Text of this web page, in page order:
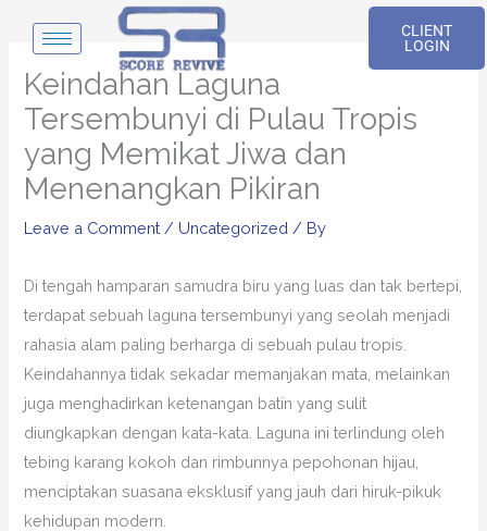
content
CLIENT
LOGIN
Keindahan Laguna
Tersembunyi di Pulau Tropis
yang Memikat Jiwa dan
Menenangkan Pikiran
Leave a Comment / Uncategorized / By
Di tengah hamparan samudra biru yang luas dan tak bertepi,
terdapat sebuah laguna tersembunyi yang seolah menjadi
rahasia alam paling berharga di sebuah pulau tropis.
Keindahannya tidak sekadar memanjakan mata, melainkan
juga menghadirkan ketenangan batin yang sulit
diungkapkan dengan kata-kata. Laguna ini terlindung oleh
tebing karang kokoh dan rimbunnya pepohonan hijau,
menciptakan suasana eksklusif yang jauh dari hiruk-pikuk
kehidupan modern.